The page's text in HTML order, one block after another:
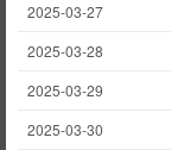
2025-03-27
2025-03-28
2025-03-29
2025-03-30